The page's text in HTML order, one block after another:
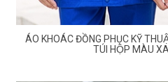
ÁO KHOÁC ĐỒNG PHỤC KỸ
TÚI HỘP MÀU